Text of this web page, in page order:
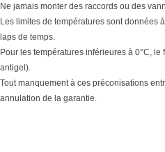
Ne jamais monter des raccords ou des
Les limites de températures sont données
laps de temps.
Pour les températures inférieures à 0°C,
antigel).
Tout manquement à ces préconisations
annulation de la garantie.